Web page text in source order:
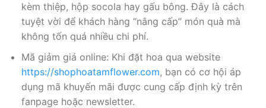
kèm thiệp, hộp socola hay gấu bông. Đây là cách
tuyệt vời để khách hàng “nâng cấp” món quà mà
không tốn quá nhiều chi phí.
Mã giảm giá online: Khi đặt hoa qua website
https://shophoatamflower.com, bạn có cơ hội áp
dụng mã khuyến mãi được cung cấp định kỳ trên
fanpage hoặc newsletter.